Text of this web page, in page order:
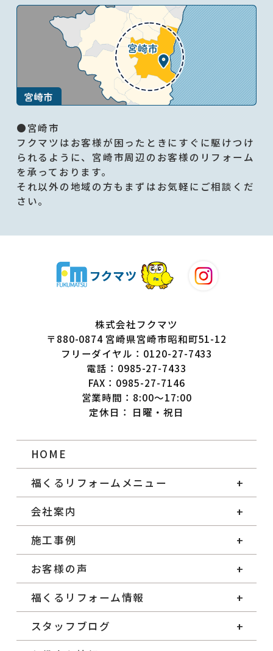
●宮崎市
フクマツはお客様が困ったときにすぐに駆けつけ
られるように、宮崎市周辺のお客様のリフォーム
を承っております。
それ以外の地域の方もまずはお気軽にご相談くだ
さい。
株式会社フクマツ
〒880-0874 宮崎県宮崎市昭和町51-12
フリーダイヤル：0120-27-7433
電話：0985-27-7433
FAX：0985-27-7146
営業時間：8:00～17:00
定休日： 日曜・祝日
HOME
福くるリフォームメニュー
会社案内
施工事例
お客様の声
福くるリフォーム情報
スタッフブログ